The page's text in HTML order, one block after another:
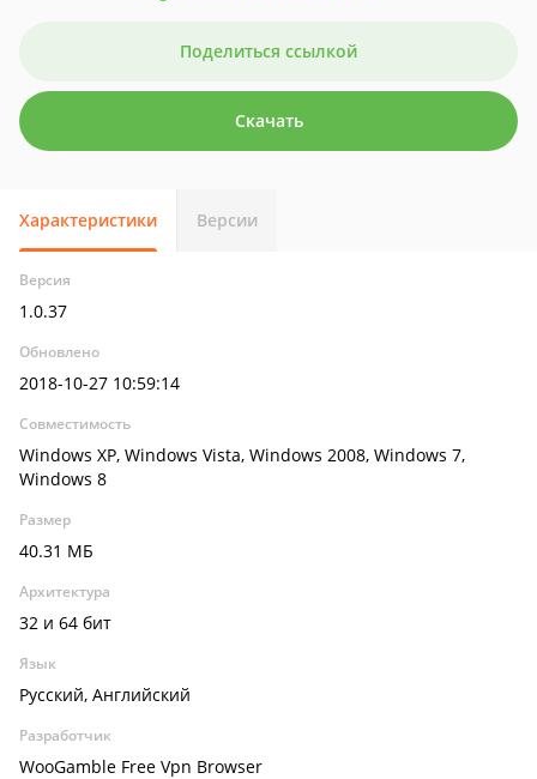
Поделиться ссылкой
Скачать
Характеристики Версии
Версия
1.0.37
Обновлено
2018-10-27 10:59:14
Совместимость
Windows XP, Windows Vista, Windows 2008, Windows 7,
Windows 8
Размер
40.31 МБ
Архитектура
32 и 64 бит
Язык
Русский, Английский
Разработчик
WooGamble Free Vpn Browser